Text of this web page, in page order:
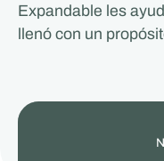
Expandable les
llenó con un
View